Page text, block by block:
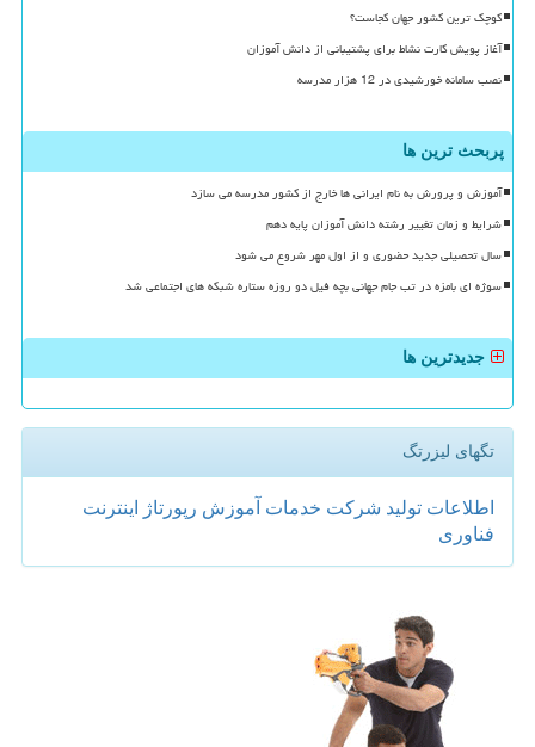
کوچک ترین کشور جهان کجاست؟
آغاز پویش کارت نشاط برای پشتیبانی از دانش آموزان
نصب سامانه خورشیدی در 12 هزار مدرسه
پربحث ترین ها
آموزش و پرورش به نام ایرانی ها خارج از کشور مدرسه می سازد
شرایط و زمان تغییر رشته دانش آموزان پایه دهم
سال تحصیلی جدید حضوری و از اول مهر شروع می شود
سوژه ای بامزه در تب جام جهانی بچه فیل دو روزه ستاره شبکه های اجتماعی شد
جدیدترین ها
تگهای لیزرتگ
اطلاعات تولید شركت خدمات آموزش رپورتاژ
اینترنت
فناوری